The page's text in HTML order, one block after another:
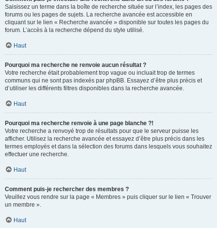
Saisissez un terme dans la boîte de recherche située sur l’index, les pages des
forums ou les pages de sujets. La recherche avancée est accessible en
cliquant sur le lien « Recherche avancée » disponible sur toutes les pages du
forum. L’accès à la recherche dépend du style utilisé.
Haut
Pourquoi ma recherche ne renvoie aucun résultat ?
Votre recherche était probablement trop vague ou incluait trop de termes
communs qui ne sont pas indexés par phpBB. Essayez d’être plus précis et
d’utiliser les différents filtres disponibles dans la recherche avancée.
Haut
Pourquoi ma recherche renvoie à une page blanche ?!
Votre recherche a renvoyé trop de résultats pour que le serveur puisse les
afficher. Utilisez la recherche avancée et essayez d’être plus précis dans les
termes employés et dans la sélection des forums dans lesquels vous souhaitez
effectuer une recherche.
Haut
Comment puis-je rechercher des membres ?
Veuillez vous rendre sur la page « Membres » puis cliquer sur le lien « Trouver
un membre ».
Haut